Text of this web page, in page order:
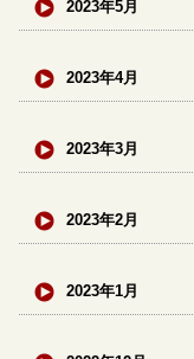
2023年5月
2023年4月
2023年3月
2023年2月
2023年1月